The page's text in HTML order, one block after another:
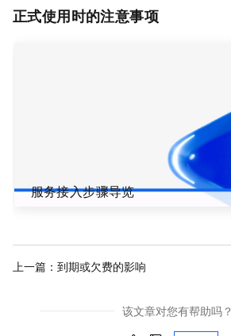
正式使用时的注意事项
服务接入步骤导览
上一篇： 到期或欠费的影响
该文章对您有帮助吗？